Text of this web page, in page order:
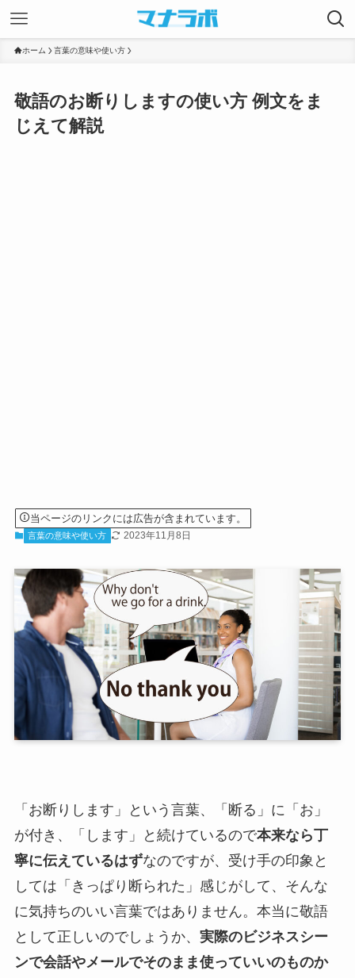
ホーム 言葉の意味や使い方
敬語のお断りしますの使い方 例文をま
じえて解説
当ページのリンクには広告が含まれています。
言葉の意味や使い方 2023年11月8日
「お断りします」という言葉、「断る」に「お」
が付き、「します」と続けているので本来なら丁
寧に伝えているはずなのですが、受け手の印象と
しては「きっぱり断られた」感じがして、そんな
に気持ちのいい言葉ではありません。本当に敬語
として正しいのでしょうか、 実際のビジネスシー
ンで会話やメールでそのまま使っていいのものか